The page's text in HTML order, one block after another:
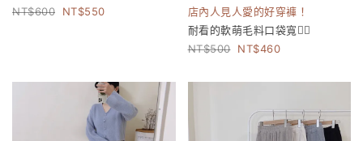
600
550
店內人見人愛的好穿褲！
耐看的軟萌毛料口袋寬褲🏻
500
460